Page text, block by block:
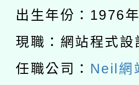
招)
本館辦理
暨閱讀推動
科技賦能─
礎課程
A3數位素養
出生年份：1976年
現職：網站程式設
任職公司： Neil網